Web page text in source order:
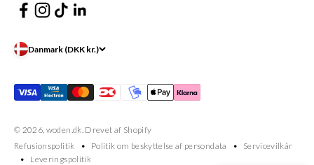
Danmark (DKK kr.)
© 2026, woden.dk. Drevet af Shopify
Refusionspolitik
Politik om beskyttelse af persondata
Servicevilkår
Leveringspolitik